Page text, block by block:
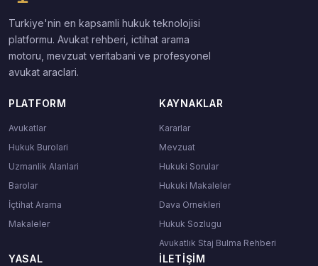
Turkiye'nin en kapsamli hukuk teknolojisi
platformu. Avukat rehberi, ictihat arama
motoru, mevzuat veritabani ve profesyonel
avukat araclari.
PLATFORM
Avukatlar
Hukuk Burolari
Uzmanlik Alanlari
Barolar
İçtihat Arama
Makaleler
KAYNAKLAR
Kararlar
Mevzuat
Hukuki Sorular
Hukuki Makaleler
Dava Ornekleri
Hukuk Sozlugu
Avukatlık Staj Bulma Rehberi
YASAL İLETIŞIM